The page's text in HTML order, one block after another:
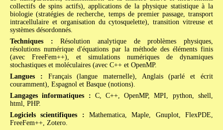
collectifs de spins actifs), applications de la physique statistique à la
biologie (stratégies de recherche, temps de premier passage, transport
intracellulaire et organisation du cytosquelette), transition vitreuse et
systèmes désordonnés.
Techniques : Résolution analytique de problèmes physiques,
résolutions numérique d'équations par la méthode des éléments finis
(avec FreeFem++), et simulations numériques de dynamiques
stochastiques et moléculaires (avec C++ et OpenMP.
Langues : Français (langue maternelle), Anglais (parlé et écrit
couramment), Espagnol et Basque (notions).
Langages informatiques : C, C++, OpenMP, MPI, python, shell,
html, PHP.
Logiciels scientifiques : Mathematica, Maple, Gnuplot, FlexPDE,
FreeFem++, Zotero.